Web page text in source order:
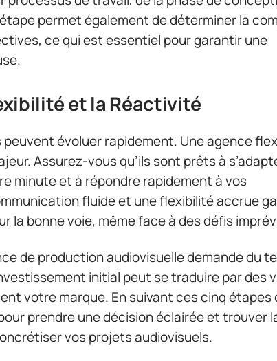
permet également de déterminer la
ce qui est essentiel pour garantir une
et la Réactivité
évoluer rapidement. Une agence
Assurez-vous qu’ils sont prêts à
minute et à répondre rapidement à vos
fluide et une flexibilité accrue
la bonne voie, même face à des défis
de production audiovisuelle demande du
initial peut se traduire par des
votre marque. En suivant ces cinq étapes
prendre une décision éclairée et trouver
vos projets audiovisuels.